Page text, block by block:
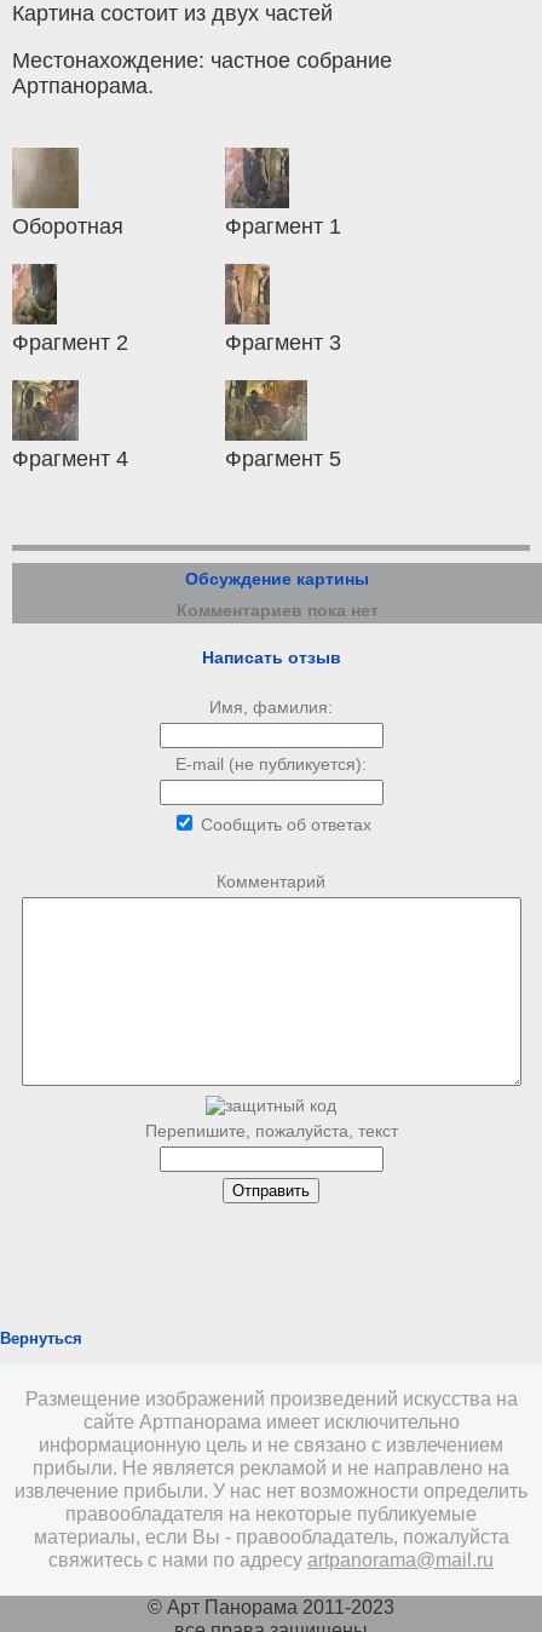
Картина состоит из двух частей
Местонахождение: частное собрание
Артпанорама.
Оборотная Фрагмент 1
Фрагмент 2 Фрагмент 3
Фрагмент 4 Фрагмент 5
Обсуждение картины
Комментариев пока нет
Написать отзыв
Имя, фамилия:
E-mail (не публикуется):
Сообщить об ответах
Комментарий
Перепишите, пожалуйста, текст
Вернуться
Размещение изображений произведений искусства на
сайте Артпанорама имеет исключительно
информационную цель и не связано с извлечением
прибыли. Не является рекламой и не направлено на
извлечение прибыли. У нас нет возможности определить
правообладателя на некоторые публикуемые
материалы, если Вы - правообладатель, пожалуйста
свяжитесь с нами по адресу artpanorama@mail.ru
© Арт Панорама 2011-2023